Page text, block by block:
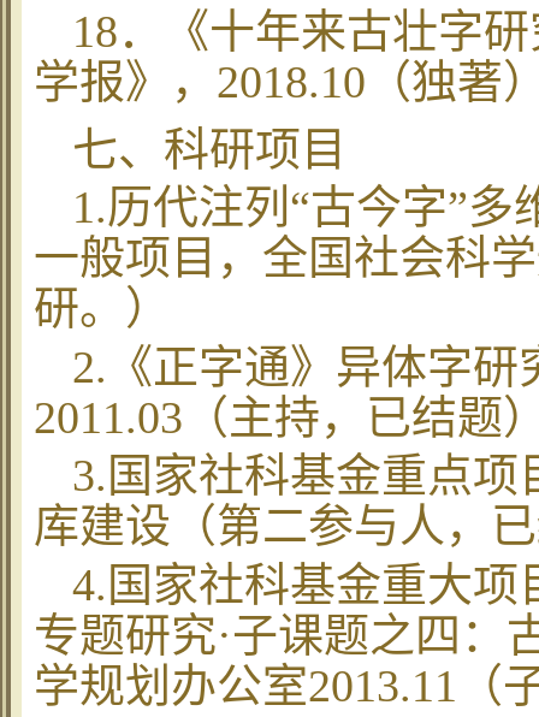
18．《十年来古壮字
学报》， 2018.10 （独著
七、科研项目
1.历代注列“古今字”
一般项目，全国社会科
研。）
2. 《正字通》异体字
2011.03 （主持，已结题
3. 国家社科基金重点
库建设（第二参与人，已
4. 国家社科基金重大项
专题研究·子课题之四：
学规划办公室2013.11 （